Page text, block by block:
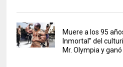
Muere a los 95
Inmortal” del
Mr. Olympia y